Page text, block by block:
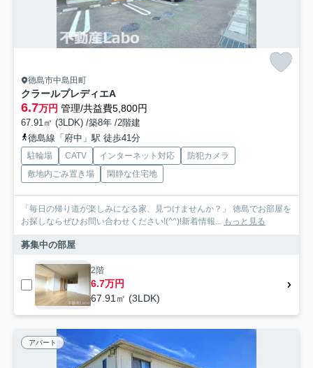
徳島市中島田町
クラールプレディエA
6.7万円 管理/共益費5,800円
67.91㎡ (3LDK) /築8年 /2階建
徳島線「府中」駅 徒歩41分
駐輪場 CATV インターネット対応
防犯カメラ
敷地内ごみ置き場
閑静な住宅地
「毎日の帰り道が楽しみになる家、見つけませんか？」 徳島でお部屋を
お探しならぜひお問い合わせください!(^^)!新着情報... もっと見る
募集中の部屋
2階
6.7万円
67.91㎡ (3LDK)
アパート